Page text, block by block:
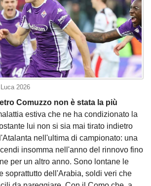
2026
Comuzzo non è stata la più
estiva che ne ha condizionato la
lui non si sia mai tirato indietro
nell'ultima di campionato: una
insomma nell'anno del rinnovo fino
per un altro anno. Sono lontane le
soprattutto dell'Arabia, soldi veri che